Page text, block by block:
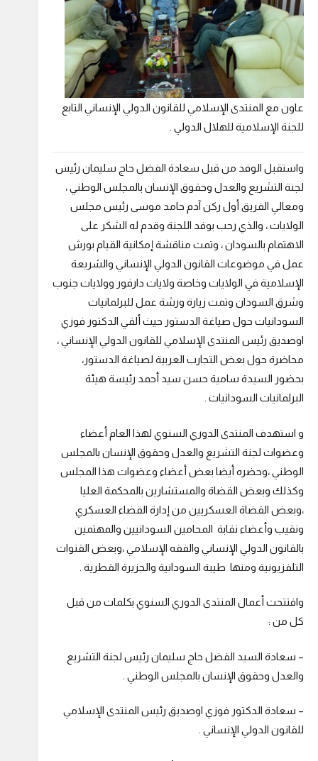
عاون مع المنتدى الإسلامي للقانون الدولي الإنساني التابع
للجنة الإسلامية للهلال الدولي .
واستقبل الوفد من قبل سعادة الفضل حاج سليمان رئيس
لجنة التشريع والعدل وحقوق الإنسان بالمجلس الوطني ،
ومعالي الفريق أول ركن آدم حامد موسى رئيس مجلس
الولايات ، والذي رحب بوفد اللجنة وقدم له الشكر على
الاهتمام بالسودان ، وتمت مناقشة إمكانية القيام بورش
عمل في موضوعات القانون الدولي الإنساني والشريعة
الإسلامية في الولايات وخاصة ولايات دارفور وولايات جنوب
وشرق السودان وتمت زيارة ورشة عمل للبرلمانيات
السودانيات حول صياغة الدستور حيث ألقي الدكتور فوزي
اوصديق رئيس المنتدى الإسلامي للقانون الدولي الإنساني ،
محاضرة حول بعض التجارب العربية لصياغة الدستور،
بحضور السيدة سامية حسن سيد أحمد رئيسة هيئة
البرلمانيات السودانيات .
و استهدف المنتدى الدوري السنوي لهذا العام أعضاء
وعضوات لجنة التشريع والعدل وحقوق الإنسان بالمجلس
الوطني ،وحضره أيضا بعض أعضاء وعضوات هذا المجلس
وكذلك وبعض القضاة والمستشارين بالمحكمة العليا
،وبعض القضاة العسكريين من إدارة القضاء العسكري
ونقيب وأعضاء نقابة المحامين السودانيين والمهتمين
بالقانون الدولي الإنساني والفقه الإسلامي ،وبعض القنوات
التلفزيونية ومنها طيبة السودانية والجزيرة القطرية .
وافتتحت أعمال المنتدى الدوري السنوي بكلمات من قبل
كل من :
– سعادة السيد الفضل حاج سليمان رئيس لجنة التشريع
والعدل وحقوق الإنسان بالمجلس الوطني .
– سعادة الدكتور فوزي اوصديق رئيس المنتدى الإسلامي
للقانون الدولي الإنساني .